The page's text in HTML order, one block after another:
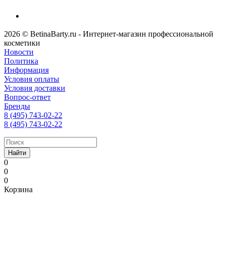
2026 © BetinaBarty.ru - Интернет-магазин профессиональной
косметики
Новости
Политика
Информация
Условия оплаты
Условия доставки
Вопрос-ответ
Бренды
8 (495) 743-02-22
8 (495) 743-02-22
Найти
0
0
0
Корзина